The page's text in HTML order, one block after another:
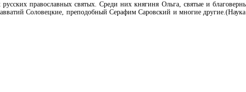
православных святых. Среди них княгиня Ольга, святые и
Соловецкие, преподобный Серафим Саровский и многие